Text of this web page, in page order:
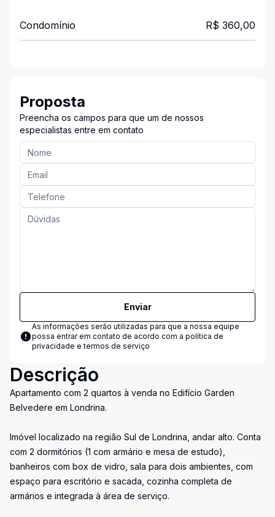
Condomínio R$ 360,00
Proposta
Preencha os campos para que um de nossos
especialistas entre em contato
Enviar
As informações serão utilizadas para que a nossa equipe
possa entrar em contato de acordo com a política de
privacidade e termos de serviço
Descrição
Apartamento com 2 quartos à venda no Edifício Garden
Belvedere em Londrina.
Imóvel localizado na região Sul de Londrina, andar alto. Conta
com 2 dormitórios (1 com armário e mesa de estudo),
banheiros com box de vidro, sala para dois ambientes, com
espaço para escritório e sacada, cozinha completa de
armários e integrada à área de serviço.